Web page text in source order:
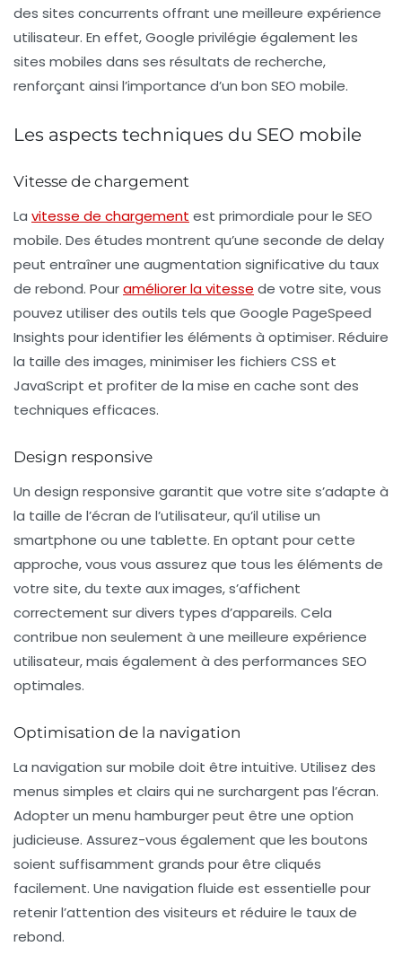
des sites concurrents offrant une meilleure expérience
utilisateur. En effet, Google privilégie également les
sites mobiles dans ses résultats de recherche,
renforçant ainsi l’importance d’un bon SEO mobile.
Les aspects techniques du SEO mobile
Vitesse de chargement
La vitesse de chargement est primordiale pour le SEO
mobile. Des études montrent qu’une seconde de delay
peut entraîner une augmentation significative du taux
de rebond. Pouraméliorer la vitesse de votre site, vous
pouvez utiliser des outils tels que Google PageSpeed
Insights pour identifier les éléments à optimiser. Réduire
la taille des images, minimiser les fichiers CSS et
JavaScript et profiter de la mise en cache sont des
techniques efficaces.
Design responsive
Un design responsive garantit que votre site s’adapte à
la taille de l’écran de l’utilisateur, qu’il utilise un
smartphone ou une tablette. En optant pour cette
approche, vous vous assurez que tous les éléments de
votre site, du texte aux images, s’affichent
correctement sur divers types d’appareils. Cela
contribue non seulement à une meilleure expérience
utilisateur, mais également à des performances SEO
optimales.
Optimisation de la navigation
La navigation sur mobile doit être intuitive. Utilisez des
menus simples et clairs qui ne surchargent pas l’écran.
Adopter un menu hamburgerpeut être une option
judicieuse. Assurez-vous également que les boutons
soient suffisamment grands pour être cliqués
facilement. Une navigation fluide est essentielle pour
retenir l’attention des visiteurs et réduire le taux de
rebond.